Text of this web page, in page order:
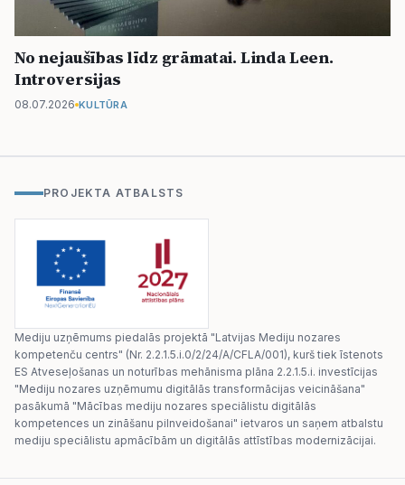
No nejaušības līdz grāmatai. Linda Leen.
Introversijas
08.07.2026 KULTŪRA
PROJEKTA ATBALSTS
Mediju uzņēmums piedalās projektā "Latvijas Mediju nozares
kompetenču centrs" (Nr. 2.2.1.5.i.0/2/24/A/CFLA/001), kurš tiek īstenots
ES Atveseļošanas un noturības mehānisma plāna 2.2.1.5.i. investīcijas
"Mediju nozares uzņēmumu digitālās transformācijas veicināšana"
pasākumā "Mācības mediju nozares speciālistu digitālās
kompetences un zināšanu pilnveidošanai" ietvaros un saņem atbalstu
mediju speciālistu apmācībām un digitālās attīstības modernizācijai.